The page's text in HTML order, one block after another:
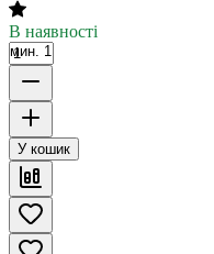
В наявності
мин. 1
У кошик